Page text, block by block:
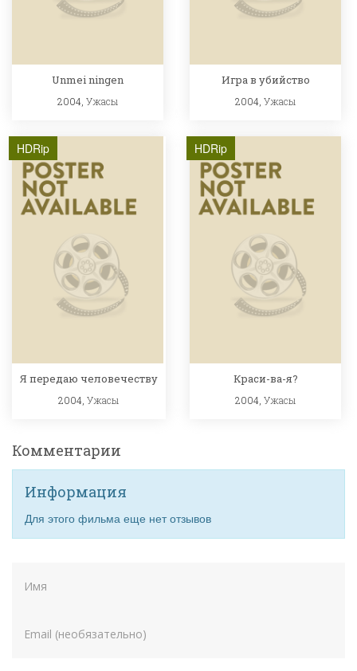
Unmei ningen
2004, Ужасы
Игра в убийство
2004,Ужасы
HDRip
Я передаю человечеству
2004,Ужасы
HDRip
Краси-ва-я?
2004,Ужасы
Комментарии
Информация
Для этого фильма еще нет отзывов